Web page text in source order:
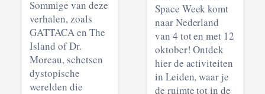
Sommige van deze
verhalen, zoals
GATTACA en The
Island of Dr.
Moreau, schetsen
dystopische
werelden die
Space Week komt
naar Nederland
van 4 tot en met 12
oktober! Ontdek
hier de activiteiten
in Leiden, waar je
de ruimte tot in de